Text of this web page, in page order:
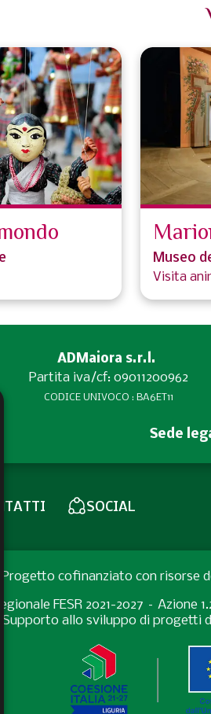
Museo
Visita
ADMaiora s.r.l.
Partita iva/cf: 09011200962
CODICE UNIVOCO : BA6ET11
Sede
SOCIAL
Progetto cofinanziato con risorse
FESR 2021-2027 –
“Supporto allo sviluppo di progetti